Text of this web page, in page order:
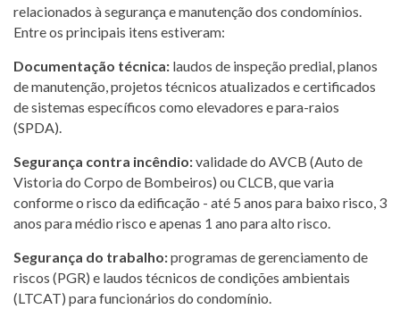
relacionados à segurança e manutenção dos condomínios.
Entre os principais itens estiveram:
Documentação técnica: laudos de inspeção predial, planos
de manutenção, projetos técnicos atualizados e certificados
de sistemas específicos como elevadores e para-raios
(SPDA).
Segurança contra incêndio:validade do AVCB (Auto de
Vistoria do Corpo de Bombeiros) ou CLCB, que varia
conforme o risco da edificação - até 5 anos para baixo risco, 3
anos para médio risco e apenas 1 ano para alto risco.
Segurança do trabalho:programas de gerenciamento de
riscos (PGR) e laudos técnicos de condições ambientais
(LTCAT) para funcionários do condomínio.